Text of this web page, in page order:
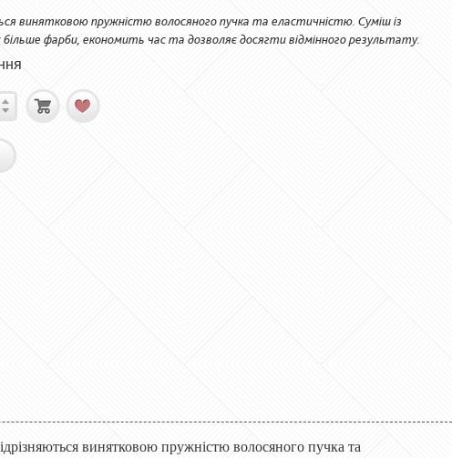
винятковою пружністю волосяного пучка та еластичністю. Суміш із
фарби, економить час та дозволяє досягти відмінного результату.
винятковою пружністю волосяного пучка та